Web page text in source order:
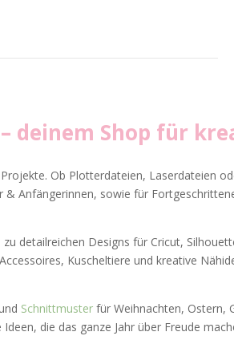
– deinem Shop für
Ob Plotterdateien, Laserdateien
Anfängerinnen, sowie für
detailreichen Designs für Cricut,
Kuscheltiere und kreative
Schnittmuster für Weihnachten, Ostern,
die das ganze Jahr über Freude